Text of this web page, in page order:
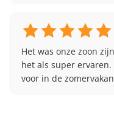
Het was onze zoon
het als super
voor in de